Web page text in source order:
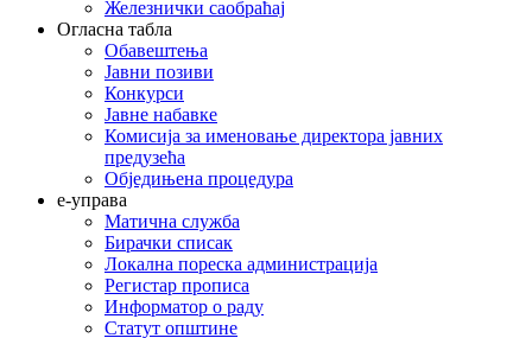
Железнички саобраћај
Огласна табла
Обавештења
Јавни позиви
Конкурси
Јавне набавке
Комисија за именовање директора јавних
предузећа
Обједињена процедура
е-управа
Матична служба
Бирачки списак
Локална пореска администрација
Регистар прописа
Информатор о раду
Статут општине